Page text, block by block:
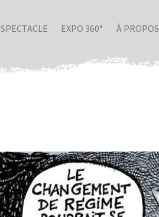
SPECTACLE EXPO 360° À PROPOS